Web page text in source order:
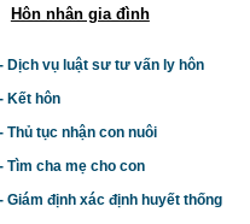
Hôn nhân gia đình
Dịch vụ luật sư tư vấn ly hôn
Kết hôn
Thủ tục nhận con nuôi
Tìm cha mẹ cho con
Giám định xác định huyết thống